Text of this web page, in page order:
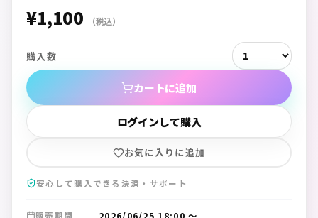
¥1,100 （税込）
購入数
カートに追加
ログインして購入
お気に入りに追加
安心して購入できる決済・サポート
販売期間